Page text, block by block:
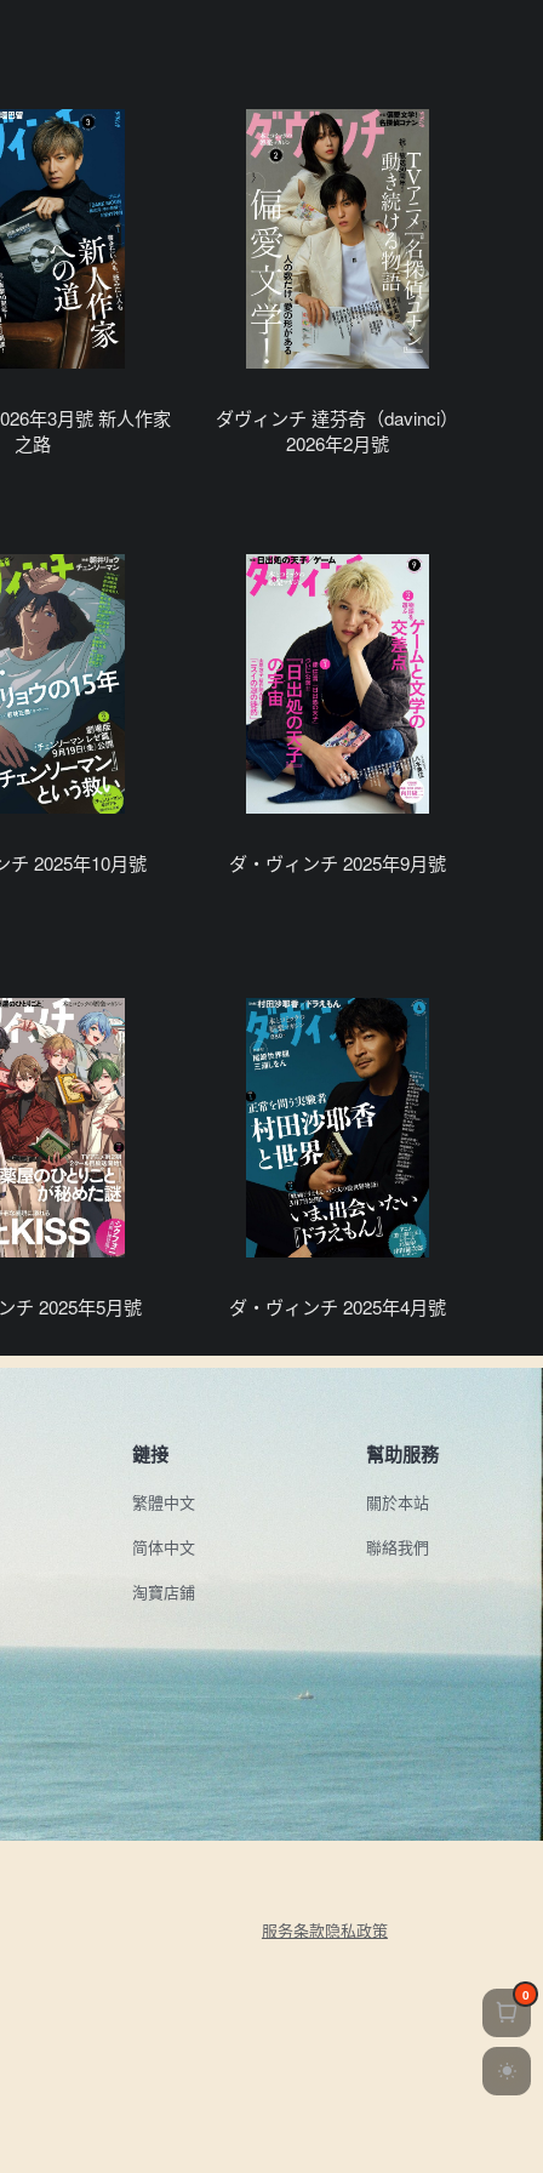
年3月號 新人作家
之路
ダヴィンチ 達芬奇（davinci）
2026年2月號
チ 2025年10月號 ダ・ヴィンチ 2025年9月號
チ 2025年5月號 ダ・ヴィンチ 2025年4月號
鏈接
繁體中文
简体中文
淘寶店鋪
幫助服務
關於本站
聯絡我們
服务条款隐私政策
0